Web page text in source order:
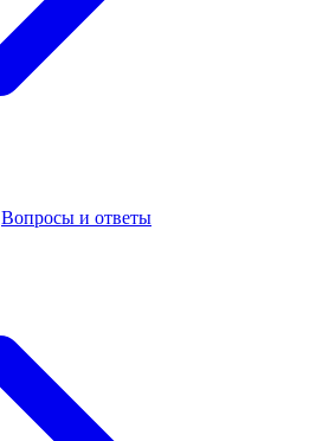
Вопросы и ответы